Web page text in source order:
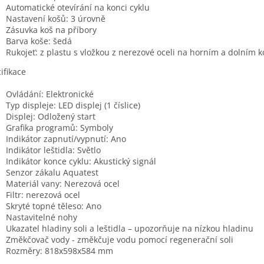
Automatické otevírání na konci cyklu
Nastavení košů: 3 úrovně
Zásuvka koš na příbory
Barva koše: šedá
Rukojeť: z plastu s vložkou z nerezové oceli na horním a dolním
Ovládání: Elektronické
Typ displeje: LED displej (1 číslice)
Displej: Odložený start
Grafika programů: Symboly
Indikátor zapnutí/vypnutí: Ano
Indikátor leštidla: Světlo
Indikátor konce cyklu: Akustický signál
Senzor zákalu Aquatest
Materiál vany: Nerezová ocel
Filtr: nerezová ocel
Skryté topné těleso: Ano
Nastavitelné nohy
Ukazatel hladiny soli a leštidla – upozorňuje na nízkou hladinu
Změkčovač vody - změkčuje vodu pomocí regenerační soli
Rozměry: 818x598x584 mm